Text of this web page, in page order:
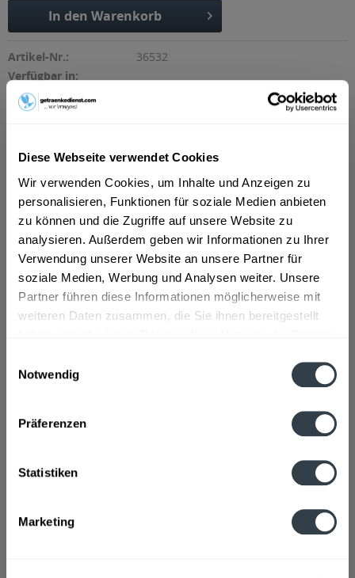
Diese Webseite verwendet Cookies
Wir verwenden Cookies, um Inhalte und Anzeigen zu
personalisieren, Funktionen für soziale Medien anbieten
zu können und die Zugriffe auf unsere Website zu
analysieren. Außerdem geben wir Informationen zu Ihrer
Verwendung unserer Website an unsere Partner für
soziale Medien, Werbung und Analysen weiter. Unsere
Partner führen diese Informationen möglicherweise mit
weiteren Daten zusammen, die Sie ihnen bereitgestellt
Notwendig
Präferenzen
Statistiken
Marketing
In den Warenkorb
Artikel-Nr.:
36532
Verfügbar in:
Beschreibung
x 1l"
"Alkoholfreier Punsch aus Fruchtsaft und
Fruchtsaftkonzentrat (43% Apfelsaft, 27% Sauerkirschsaft).
Mit Süßungsmitteln.", so der Hersteller.
Flaschengröße:
1 - 1,5 l
Fragen zum Artikel?
Weitere Artikel von Klindworth
Wasser, Sauerkirschsaft, Apfelsaftkonzentrat,
Natrium, Acesulfam-K, Natrium-Cyclamat und Aspartam*,
natürliche Aromen *enthält eine PHENYLALANINQUELLE.
Anmerkung: Sofern Allergene vorhanden sind, sind diese
Niehoffs Vaihinger Fruchtsaft GmbH, Bahnhofstraße 40, 67742